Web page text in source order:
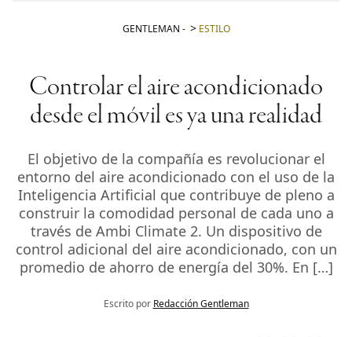
GENTLEMAN - ESTILO
Controlar el aire acondicionado
desde el móvil es ya una realidad
El objetivo de la compañía es revolucionar el
entorno del aire acondicionado con el uso de la
Inteligencia Artificial que contribuye de pleno a
construir la comodidad personal de cada uno a
través de Ambi Climate 2. Un dispositivo de
control adicional del aire acondicionado, con un
promedio de ahorro de energía del 30%. En […]
Escrito por Redacción Gentleman